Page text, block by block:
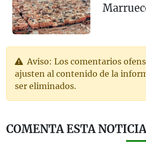
Aviso: Los comentarios
ajusten al contenido de la
ser eliminados.
COMENTA ESTA NOTICIA